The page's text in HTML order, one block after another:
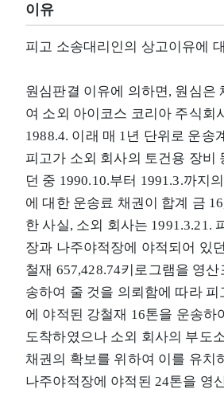
이유
피고 소송대리인의 상고이유에
원심판결 이유에 의하면, 원심은
여 소외 아이코스 코리아 주식회
1988.4. 이래 매 1년 단위로 운송
피고가 소외 회사의 토건용 장비
던 중 1990.10.부터 1991.3.까지
에 대한 운송료 채권이 합계 금
한 사실, 소외 회사는 1991.3.21.
장과 나주야적장에 야적되어 있
철재 657,428.74키로그램을 영
송하여 줄 것을 의뢰함에 따라
에 야적된 강철재 16톤을 운송하
도착하였으나 소외 회사의 부도
채권의 확보를 위하여 이를 유치
나주야적장에 야적된 24톤을 영